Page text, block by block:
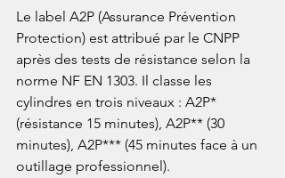
Le label A2P (Assurance Prévention
Protection) est attribué par le CNPP
après des tests de résistance selon la
norme NF EN 1303. Il classe les
cylindres en trois niveaux : A2P*
(résistance 15 minutes), A2P** (30
minutes), A2P*** (45 minutes face à un
outillage professionnel).